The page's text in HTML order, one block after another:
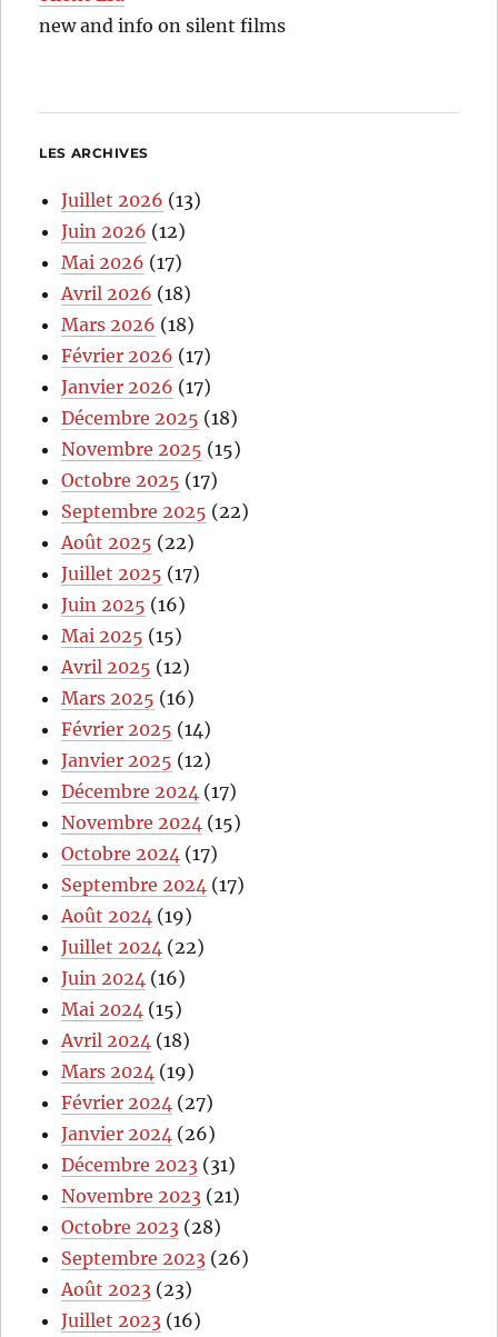
new and info on silent films
LES ARCHIVES
Juillet 2026 (13)
Juin 2026 (12)
Mai 2026 (17)
Avril 2026 (18)
Mars 2026 (18)
Février 2026 (17)
Janvier 2026 (17)
Décembre 2025 (18)
Novembre 2025 (15)
Octobre 2025 (17)
Septembre 2025 (22)
Août 2025 (22)
Juillet 2025 (17)
Juin 2025 (16)
Mai 2025 (15)
Avril 2025 (12)
Mars 2025 (16)
Février 2025 (14)
Janvier 2025 (12)
Décembre 2024 (17)
Novembre 2024 (15)
Octobre 2024 (17)
Septembre 2024 (17)
Août 2024 (19)
Juillet 2024 (22)
Juin 2024 (16)
Mai 2024 (15)
Avril 2024 (18)
Mars 2024 (19)
Février 2024 (27)
Janvier 2024 (26)
Décembre 2023 (31)
Novembre 2023 (21)
Octobre 2023 (28)
Septembre 2023 (26)
Août 2023 (23)
Juillet 2023 (16)